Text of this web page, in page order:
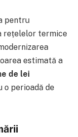
pentru
rețelelor termice
estimată a
de lei
o perioadă de